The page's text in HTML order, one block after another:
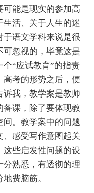
能是现实的参加高
活、关于人生的迷
语文学科来说是很
忽视的，毕竟这是
“应试教育”的指责
高考的形势之后，便
诉我，教学案是教师
课，除了要体现教
。教学案中的问题
、感受写作意图起关
些启发性问题的设
熟悉，有透彻的理
费脑筋。